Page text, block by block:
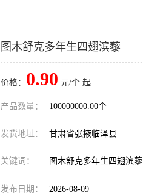
图木舒克多年生四翅滨藜
价格： 0.90 元/个 起
产品数量： 100000000.00个
发货地址： 甘肃省张掖临泽县
关键词： 图木舒克多年生四翅滨藜
发布日期： 2026-08-09